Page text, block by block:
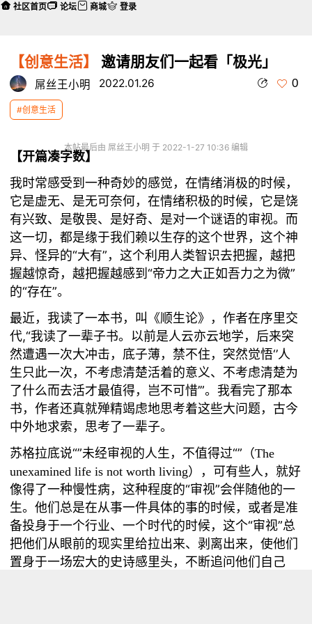
【创意生活】 邀请朋友们一起看「极光」
屌丝王小明 2022.01.26 0
#创意生活
本帖最后由 屌丝王小明 于 2022-1-27 10:36 编辑
【开篇凑字数】
我时常感受到一种奇妙的感觉，在情绪消极的时候，
它是虚无、是无可奈何，在情绪积极的时候，它是饶
有兴致、是敬畏、是好奇、是对一个谜语的审视。而
这一切，都是缘于我们赖以生存的这个世界，这个神
异、怪异的“大有”，这个利用人类智识去把握，越把
握越惊奇，越把握越感到“帝力之大正如吾力之为微”
的“存在”。
最近，我读了一本书，叫《顺生论》，作者在序里交
代,“我读了一辈子书。以前是人云亦云地学，后来突
然遭遇一次大冲击，底子薄，禁不住，突然觉悟‘’人
生只此一次，不考虑清楚活着的意义、不考虑清楚为
了什么而去活才最值得，岂不可惜’”。我看完了那本
书，作者还真就殚精竭虑地思考着这些大问题，古今
中外地求索，思考了一辈子。
苏格拉底说“”未经审视的人生，不值得过“”（The
unexamined life is not worth living），可有些人，就好
像得了一种慢性病，这种程度的“审视”会伴随他的一
生。他们总是在从事一件具体的事的时候，或者是准
备投身于一个行业、一个时代的时候，这个“审视”总
把他们从眼前的现实里给拉出来、剥离出来，使他们
置身于一场宏大的史诗感里头，不断追问他们自己
社区首页 论坛 商城 登录